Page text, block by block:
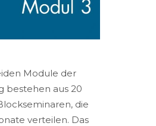
Module der
bestehen aus 20
die
verteilen. Das